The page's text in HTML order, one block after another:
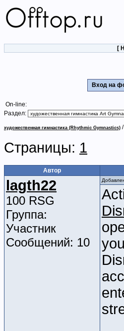
[
Вход на
On-line:
Раздел:
художественная гимнастика (Rhythmic Gymnastics) /
Страницы: 1
Автор
lagth22
100 RSG
Группа:
Участник
Сообщений: 10